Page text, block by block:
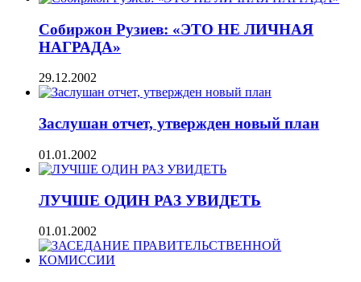
Собиржон Рузиев: «ЭТО НЕ ЛИЧНАЯ
НАГРАДА»
29.12.2002
Заслушан отчет, утвержден новый план
01.01.2002
ЛУЧШЕ ОДИН РАЗ УВИДЕТЬ
01.01.2002